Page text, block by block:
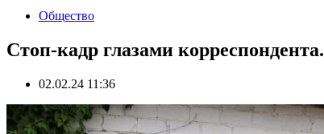
Общество
Стоп-кадр глазами
02.02.24 11:36